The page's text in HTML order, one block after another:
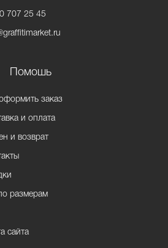
707 25 45
Помошь
заказ
и оплата
и возврат
размерам
сайта